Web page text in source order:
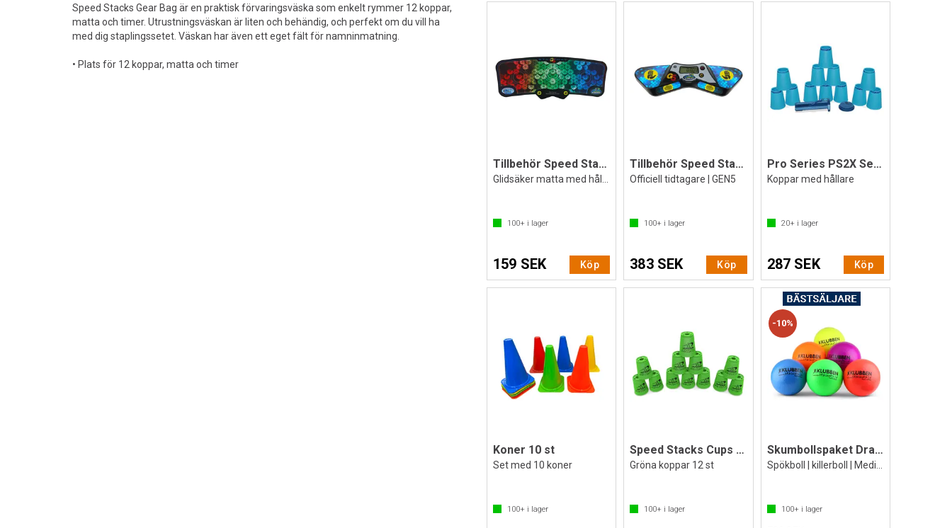
Speed Stacks Gear Bag är en praktisk förvaringsväska som enkelt rymmer 12 koppar,
matta och timer. Utrustningsväskan är liten och behändig, och perfekt om du vill ha
med dig staplingssetet. Väskan har även ett eget fält för namninmatning.
• Plats för 12 koppar, matta och timer
Tillbehör Speed Stacks Mat G5 Pro
100+ i lager
159 SEK Köp
Tillbehör Speed Stacks Pro Timer G5
Officiell tidtagare | GEN5
100+ i lager
383 SEK Köp
Pro Series PS2X Set Light Blue
Koppar med hållare
20+i lager
287 SEK Köp
Koner 10 st
Set med 10 koner
100+ i lager
Speed Stacks Cups Neon Green
Gröna koppar 12 st
100+ i lager
10%
Skumbollspaket Dragonskin 16cm (6st.)
100+i lager